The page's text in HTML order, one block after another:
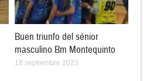
Buen triunfo del sénior
masculino Bm Montequinto
18 septiembre 2023